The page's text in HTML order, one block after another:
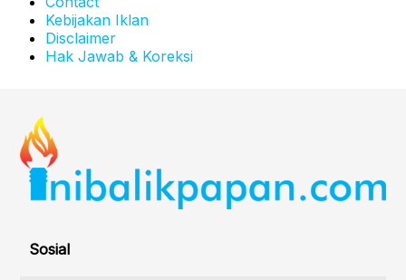
Kebijakan Iklan
Disclaimer
Hak Jawab & Koreksi
Sosial